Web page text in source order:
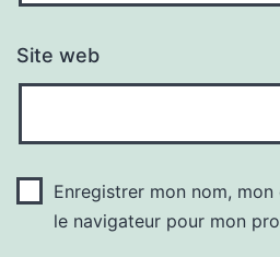
Site web
Enregistrer mon nom,
le navigateur pour mon